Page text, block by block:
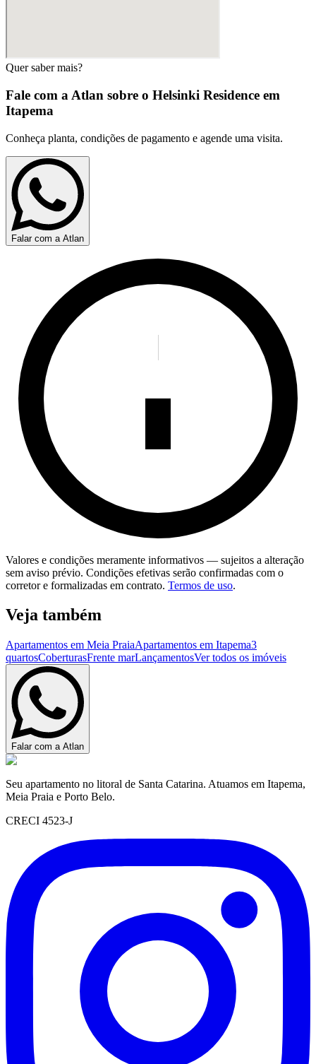
Quer saber mais?
Fale com a Atlan sobre o Helsinki Residence em
Itapema
Conheça planta, condições de pagamento e agende uma visita.
Falar com a Atlan
Valores e condições meramente informativos — sujeitos a alteração
sem aviso prévio. Condições efetivas serão confirmadas com o
corretor e formalizadas em contrato. Termos de uso.
Veja também
Apartamentos em Meia PraiaApartamentos em Itapema3
quartosCoberturasFrente marLançamentosVer todos os imóveis
Falar com a Atlan
Seu apartamento no litoral de Santa Catarina. Atuamos em Itapema,
Meia Praia e Porto Belo.
CRECI 4523-J